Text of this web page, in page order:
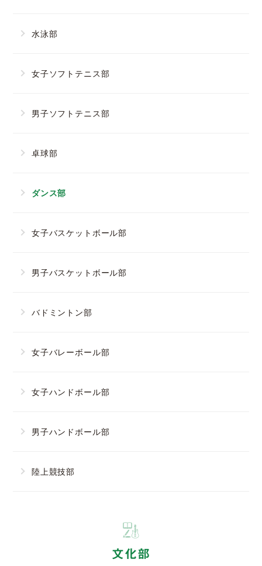
水泳部
女子ソフトテニス部
男子ソフトテニス部
卓球部
ダンス部
女子バスケットボール部
男子バスケットボール部
バドミントン部
女子バレーボール部
女子ハンドボール部
男子ハンドボール部
陸上競技部
文化部